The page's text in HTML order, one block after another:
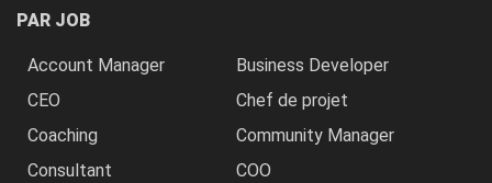
PAR JOB
Account Manager
Business Developer
CEO
Chef de projet
Coaching
Community Manager
Consultant
COO